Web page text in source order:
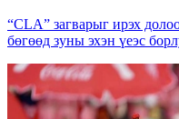
“CLA” загварыг ирэх
бөгөөд зуны эхэн үеэс